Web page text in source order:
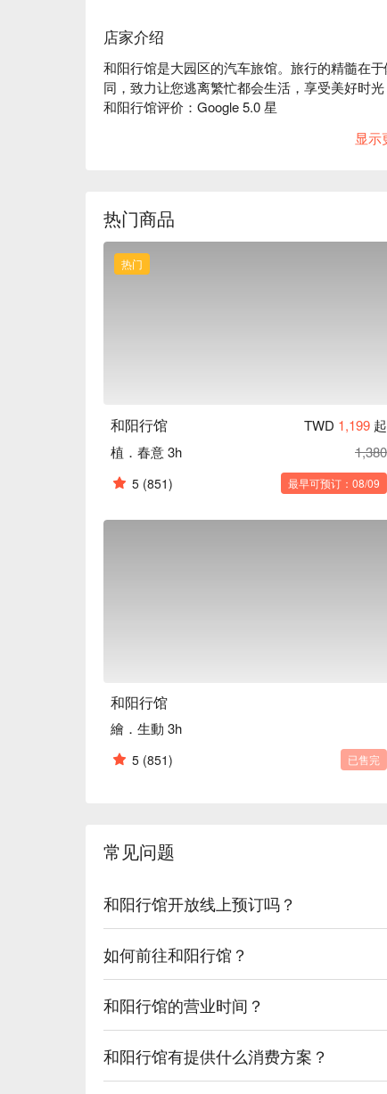
店家介绍
和阳行馆是大园区的汽车旅馆。旅行的精髓在
同，致力让您逃离繁忙都会生活，享受美好时
和阳行馆评价：Google 5.0 星
各房型皆配有完善设施，不仅宽敞舒适，更融 显示
热门商品
热门
和阳行馆 TWD 1,199 起
植．春意 3h
1,380
5 (851) 最早可预订：08/09
和阳行馆
繪．生動 3h
5 (851) 已售完
常见问题
和阳行馆开放线上预订吗？
如何前往和阳行馆？
和阳行馆的营业时间？
和阳行馆有提供什么消费方案？